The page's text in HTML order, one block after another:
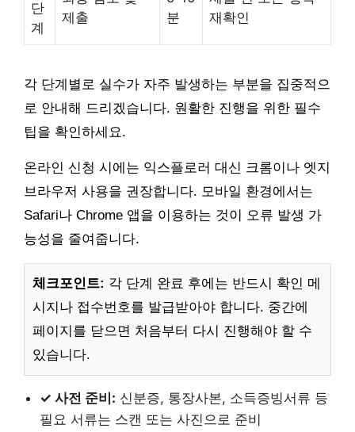
단
계
제출
분
재확인
각 단계별로 실수가 자주 발생하는 부분을 집중적으
로 안내해 드리겠습니다. 원활한 진행을 위한 필수
팁을 확인하세요.
온라인 신청 시에는 익스플로러 대신 크롬이나 엣지
브라우저 사용을 권장합니다. 모바일 환경에서는
Safari나 Chrome 앱을 이용하는 것이 오류 발생 가
능성을 줄여줍니다.
체크포인트: 각 단계 완료 후에는 반드시 확인 메
시지나 접수번호를 발급받아야 합니다. 중간에
페이지를 닫으면 처음부터 다시 진행해야 할 수
있습니다.
✓ 사전 준비: 신분증, 통장사본, 소득증빙서류 등
필요 서류는 스캔 또는 사진으로 준비